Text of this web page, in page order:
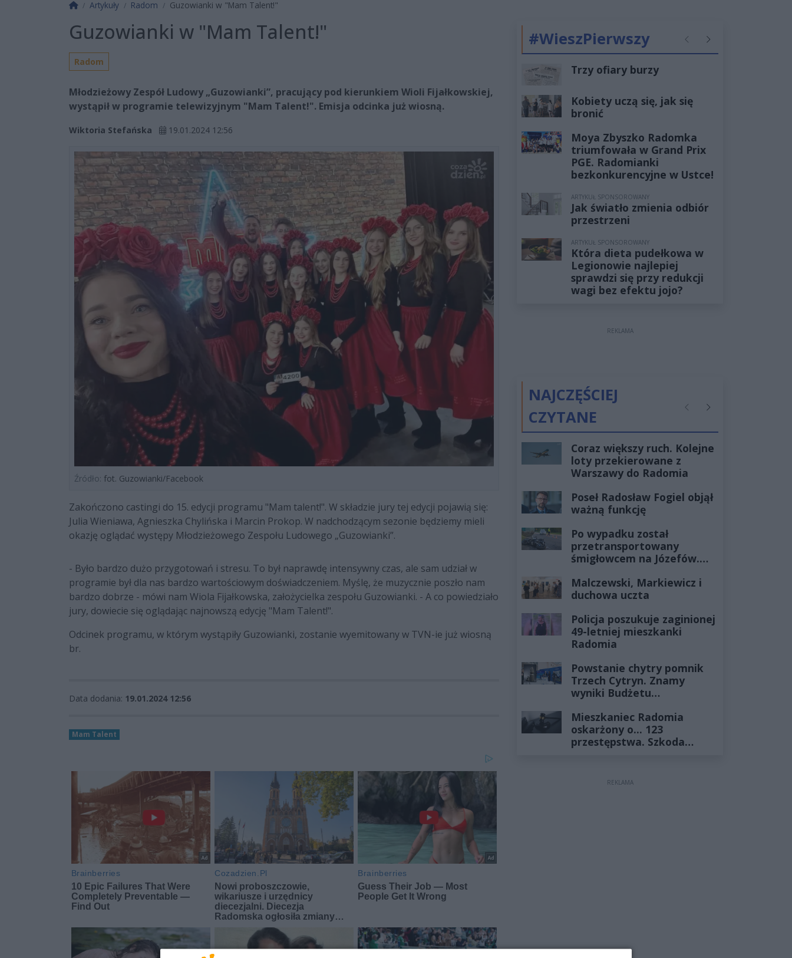
Strona główna
Artykuły Radom Guzowianki w "Mam Talent!"
Guzowianki w "Mam Talent!"
Radom
Młodzieżowy Zespół Ludowy „Guzowianki”, pracujący pod kierunkiem Wioli Fijałkowskiej,
wystąpił w programie telewizyjnym "Mam Talent!". Emisja odcinka już wiosną.
Wiktoria Stefańska 19.01.2024 12:56
Źródło: fot. Guzowianki/Facebook
Zakończono castingi do 15. edycji programu "Mam talent!". W składzie jury tej edycji pojawią się:
Julia Wieniawa, Agnieszka Chylińska i Marcin Prokop. W nadchodzącym sezonie będziemy mieli
okazję oglądać występy Młodzieżowego Zespołu Ludowego „Guzowianki”.
- Było bardzo dużo przygotowań i stresu. To był naprawdę intensywny czas, ale sam udział w
programie był dla nas bardzo wartościowym doświadczeniem. Myślę, że muzycznie poszło nam
bardzo dobrze - mówi nam Wiola Fijałkowska, założycielka zespołu Guzowianki. - A co powiedziało
jury, dowiecie się oglądając najnowszą edycję "Mam Talent!".
Odcinek programu, w którym wystąpiły Guzowianki, zostanie wyemitowany w TVN-ie już wiosną
br.
Data dodania: 19.01.2024 12:56
Mam Talent
#WieszPierwszy PoprzednieNastępne
Trzy ofiary burzy
Kobiety uczą się, jak się
bronić
Moya Zbyszko Radomka
triumfowała w Grand Prix
PGE. Radomianki
bezkonkurencyjne w Ustce!
ARTYKUŁ SPONSOROWANY
Jak światło zmienia odbiór
przestrzeni
ARTYKUŁ SPONSOROWANY
Która dieta pudełkowa w
Legionowie najlepiej
sprawdzi się przy redukcji
wagi bez efektu jojo?
REKLAMA
NAJCZĘŚCIEJ
CZYTANE
PoprzednieNastępne
Coraz większy ruch. Kolejne
loty przekierowane z
Warszawy do Radomia
Poseł Radosław Fogiel objął
ważną funkcję
Po wypadku został
przetransportowany
śmigłowcem na Józefów.
żyłach
Malczewski, Markiewicz i
duchowa uczta
Policja poszukuje zaginionej
49-letniej mieszkanki
Radomia
Powstanie chytry pomnik
Trzech Cytryn. Znamy
wyniki Budżetu
Mieszkaniec Radomia
oskarżony o... 123
przestępstwa. Szkoda
REKLAMA